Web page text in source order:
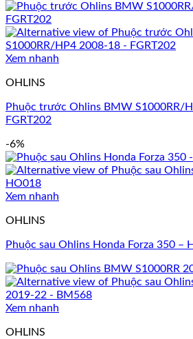
Xem nhanh
OHLINS
Phuộc trước Ohlins BMW S1000RR/
FGRT202
-6%
Xem nhanh
OHLINS
Phuộc sau Ohlins Honda Forza 350 –
Xem nhanh
OHLINS